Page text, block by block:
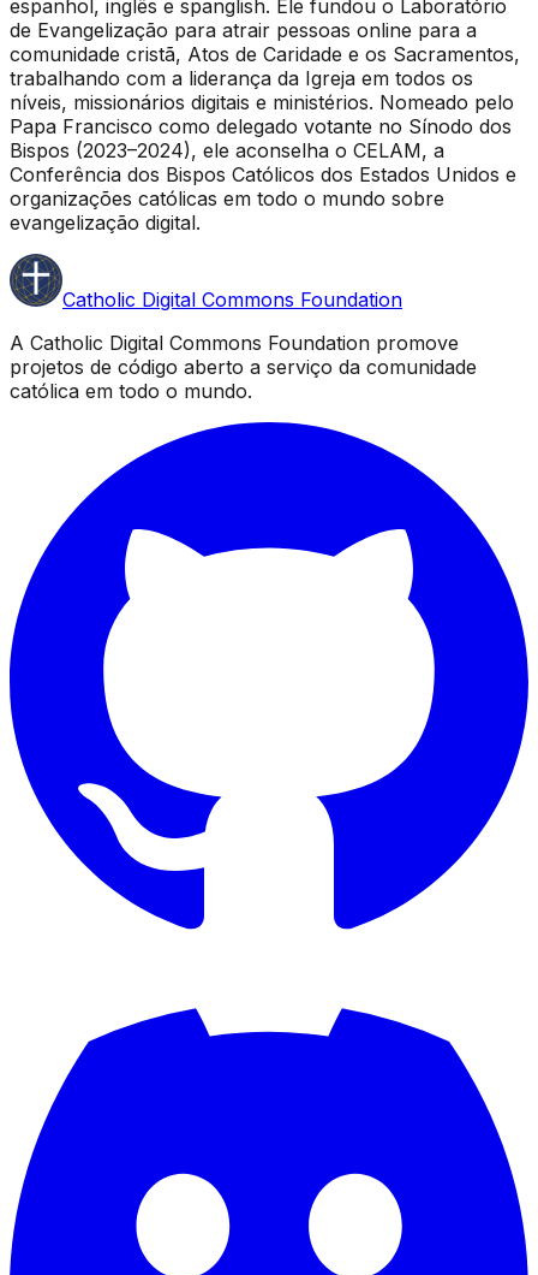
espanhol, inglês e spanglish. Ele fundou o Laboratório
de Evangelização para atrair pessoas online para a
comunidade cristã, Atos de Caridade e os Sacramentos,
trabalhando com a liderança da Igreja em todos os
níveis, missionários digitais e ministérios. Nomeado pelo
Papa Francisco como delegado votante no Sínodo dos
Bispos (2023–2024), ele aconselha o CELAM, a
Conferência dos Bispos Católicos dos Estados Unidos e
organizações católicas em todo o mundo sobre
evangelização digital.
Catholic Digital Commons Foundation
A Catholic Digital Commons Foundation promove
projetos de código aberto a serviço da comunidade
católica em todo o mundo.